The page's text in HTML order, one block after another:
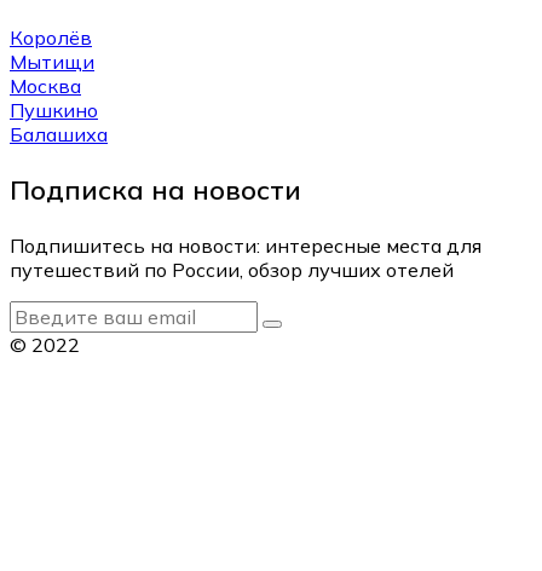
Королёв
Мытищи
Москва
Пушкино
Балашиха
Подписка на новости
Подпишитесь на новости: интересные места для
путешествий по России, обзор лучших отелей
© 2022